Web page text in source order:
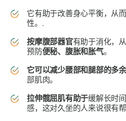
它有助于改善身心平衡，从
性。.
按摩腹部器官有助于消化，
预防便秘、腹胀和胀气。
它可以减少腰部和腿部的多
部肌肉。
拉伸髋屈肌有助于缓解长时
感，这对久坐的人来说很有帮